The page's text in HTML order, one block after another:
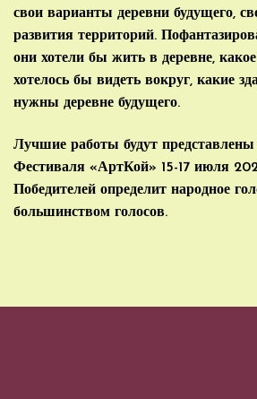
свои варианты деревни будущего,
развития территорий.
они хотели бы жить в деревне,
хотелось бы видеть вокруг, какие
нужны деревне будущего.
Лучшие работы будут
Фестиваля «АртКой» 15-17 июля
Победителей определит народное
большинством голосов.